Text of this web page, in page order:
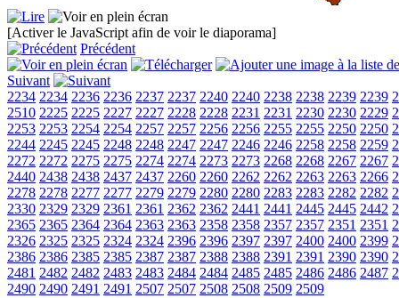
[Activer le JavaScript afin de voir le diaporama]
Précédent
Suivant
2234 2234 2236 2236 2237 2237 2240 2240 2238 2238 2239 2239
2510 2225 2225 2227 2227 2228 2228 2231 2231 2230 2230 2229
2253 2253 2254 2254 2257 2257 2256 2256 2255 2255 2250 2250
2244 2245 2245 2248 2248 2247 2247 2246 2246 2258 2258 2259
2272 2272 2275 2275 2274 2274 2273 2273 2268 2268 2267 2267
2440 2438 2438 2437 2437 2260 2260 2262 2262 2263 2263 2266
2278 2278 2277 2277 2279 2279 2280 2280 2283 2283 2282 2282
2330 2329 2329 2361 2361 2362 2362 2441 2441 2445 2445 2442
2365 2365 2364 2364 2363 2363 2358 2358 2357 2357 2351 2351
2326 2325 2325 2324 2324 2396 2396 2397 2397 2400 2400 2399
2386 2386 2385 2385 2387 2387 2388 2388 2391 2391 2390 2390
2481 2482 2482 2483 2483 2484 2484 2485 2485 2486 2486 2487
2490 2490 2491 2491 2507 2507 2508 2508 2509 2509